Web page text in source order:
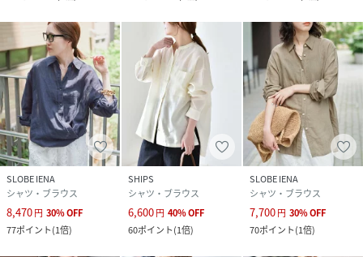
※取り扱いについては、商品についている品質表示でご確認
ください。
※こちらの商品は、IENAでの取り扱いになります。
直接店舗へお問い合わせの際はIENA店舗へお願い致します。
※照明の関係により、実際よりも色味が違って見える場合が
あります。
またパソコン・スマートフォンなどの環境により、若干製品
と画像のカラーが異なる場合もございます。
予めご了承ください。
※商品の色味は、商品アップ画像をご参照ください。
SLOBE IENA
シャツ・ブラウス
8,470円 30%OFF
77ポイント(1倍)
SHIPS
シャツ・ブラウス
6,600円 40%OFF
60ポイント(1倍)
SLOBE IENA
シャツ・ブラウス
7,700円 30%OFF
70ポイント(1倍)